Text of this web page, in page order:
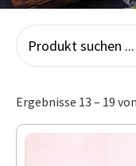
Ergebnisse 13 – 19